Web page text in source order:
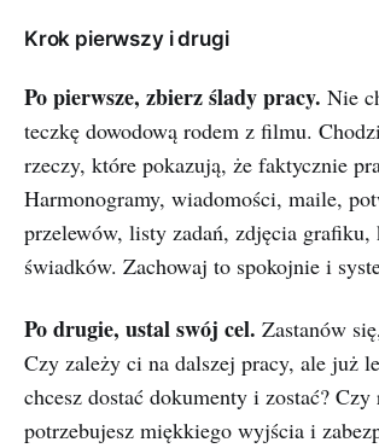
Krok pierwszy i drugi
Po pierwsze, zbierz ślady pracy. Nie
teczkę dowodową rodem z filmu.
rzeczy, które pokazują, że faktycznie
Harmonogramy, wiadomości, maile,
przelewów, listy zadań, zdjęcia grafiku,
świadków. Zachowaj to spokojnie i
Po drugie, ustal swój cel. Zastanów
Czy zależy ci na dalszej pracy, ale już
chcesz dostać dokumenty i zostać? Czy
potrzebujesz miękkiego wyjścia i